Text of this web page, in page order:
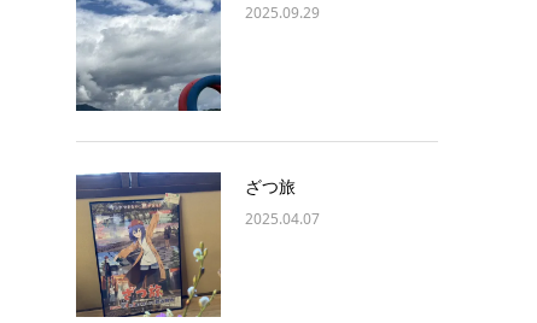
2025.09.29
ざつ旅
2025.04.07